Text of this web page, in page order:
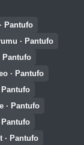
Pantufo
· Pantufo
Pantufo
· Pantufo
Pantufo
· Pantufo
Pantufo
· Pantufo